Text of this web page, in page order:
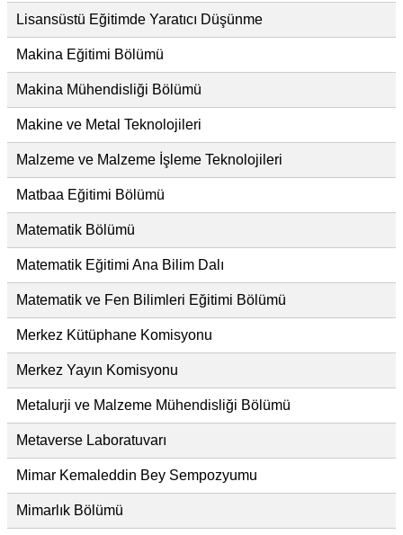
Lisansüstü Eğitimde Yaratıcı Düşünme
Makina Eğitimi Bölümü
Makina Mühendisliği Bölümü
Makine ve Metal Teknolojileri
Malzeme ve Malzeme İşleme Teknolojileri
Matbaa Eğitimi Bölümü
Matematik Bölümü
Matematik Eğitimi Ana Bilim Dalı
Matematik ve Fen Bilimleri Eğitimi Bölümü
Merkez Kütüphane Komisyonu
Merkez Yayın Komisyonu
Metalurji ve Malzeme Mühendisliği Bölümü
Metaverse Laboratuvarı
Mimar Kemaleddin Bey Sempozyumu
Mimarlık Bölümü